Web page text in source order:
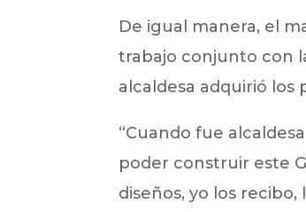
De igual manera, el
trabajo conjunto con
alcaldesa adquirió los
“Cuando fue
poder construir este
diseños, yo los